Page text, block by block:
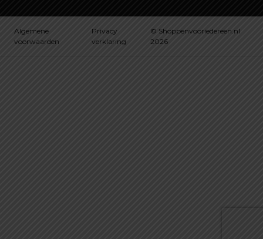
Algemene
voorwaarden
Privacy
verklaring
© Shoppenvooriedereen.nl
2026